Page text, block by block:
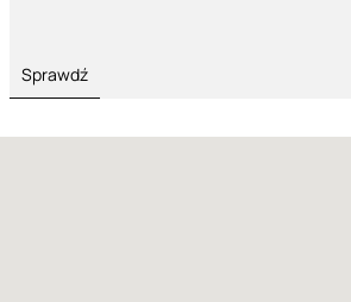
Sprawdź